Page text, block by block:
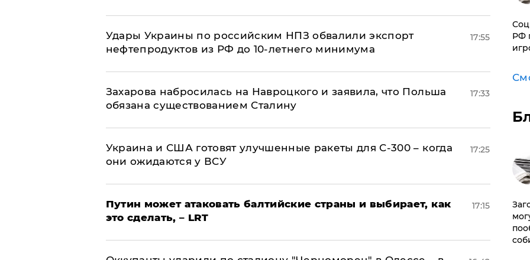
Удары Украины по российским НПЗ обвалили экспорт
нефтепродуктов из РФ до 10-летнего минимума
17:55
​Захарова набросилась на Навроцкого и заявила, что Польша
обязана существованием Сталину
17:33
Украина и США готовят улучшенные ракеты для С-300 – когда
они ожидаются у ВСУ
17:25
Путин может атаковать балтийские страны и выбирает, как
это сделать, – LRT
17:15
РФ